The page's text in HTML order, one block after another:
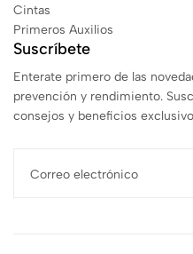
Cintas
Primeros Auxilios
Suscríbete
Enterate primero de las
prevención y rendimiento.
consejos y beneficios